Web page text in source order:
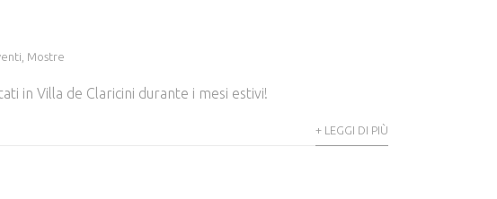
Mostre
in Villa de Claricini durante i mesi estivi!
+ LEGGI DI PIÙ